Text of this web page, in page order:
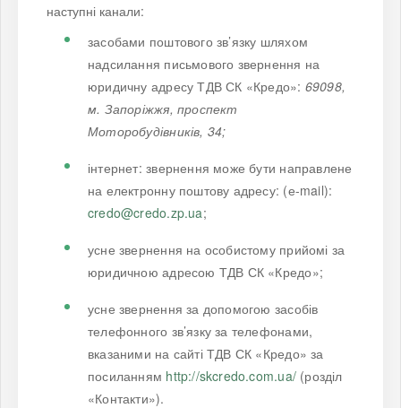
наступні канали:
засобами поштового зв’язку шляхом
надсилання письмового звернення на
юридичну адресу ТДВ СК «Кредо»: 69098,
м. Запоріжжя, проспект
Моторобудівників, 34;
інтернет: звернення може бути направлене
на електронну поштову адресу: (е-mail):
credo@credo.zp.ua;
усне звернення на особистому прийомі за
юридичною адресою ТДВ СК «Кредо»;
усне звернення за допомогою засобів
телефонного зв’язку за телефонами,
вказаними на сайті ТДВ СК «Кредо» за
посиланням http://skcredo.com.ua/(розділ
«Контакти»).